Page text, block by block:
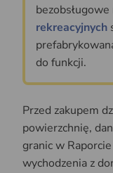
rekreacyjnych
do funkcji.
Przed zakupem
powierzchnię,
granic w
wychodzenia z